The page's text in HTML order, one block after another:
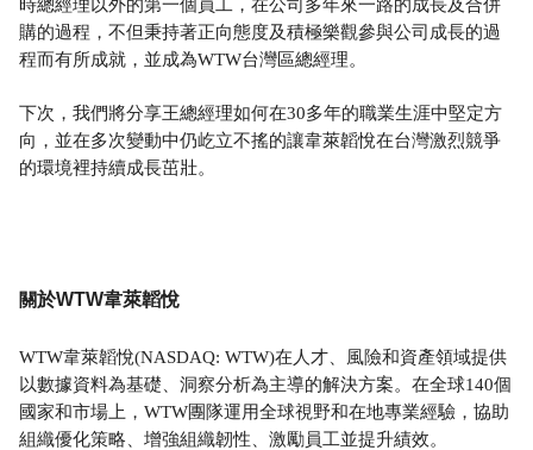
時總經理以外的第一個員工，在公司多年來一路的成長及合併
購的過程，不但秉持著正向態度及積極樂觀參與公司成長的過
程而有所成就，並成為WTW台灣區總經理。
下次，我們將分享王總經理如何在30多年的職業生涯中堅定方
向，並在多次變動中仍屹立不搖的讓韋萊韜悅在台灣激烈競爭
的環境裡持續成長茁壯。
關於WTW韋萊韜悅
WTW韋萊韜悅(NASDAQ: WTW)在人才、風險和資產領域提供
以數據資料為基礎、洞察分析為主導的解決方案。在全球140個
國家和市場上，WTW團隊運用全球視野和在地專業經驗，協助
組織優化策略、增強組織韌性、激勵員工並提升績效。